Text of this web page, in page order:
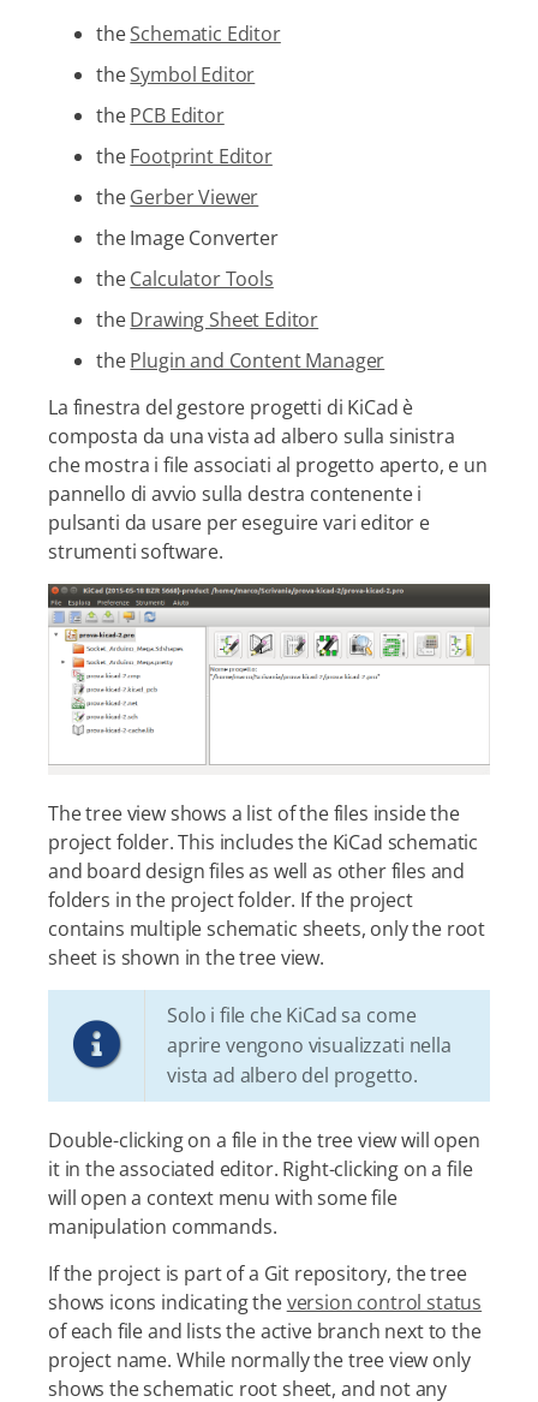
theSchematic Editor
theSymbol Editor
thePCB Editor
theFootprint Editor
theGerber Viewer
the Image Converter
theCalculator Tools
theDrawing Sheet Editor
thePlugin and Content Manager
La finestra del gestore progetti di KiCad è
composta da una vista ad albero sulla sinistra
che mostra i file associati al progetto aperto, e un
pannello di avvio sulla destra contenente i
pulsanti da usare per eseguire vari editor e
strumenti software.
The tree view shows a list of the files inside the
project folder. This includes the KiCad schematic
and board design files as well as other files and
folders in the project folder. If the project
contains multiple schematic sheets, only the root
sheet is shown in the tree view.
Solo i file che KiCad sa come
aprire vengono visualizzati nella
vista ad albero del progetto.
Double-clicking on a file in the tree view will open
it in the associated editor. Right-clicking on a file
will open a context menu with some file
manipulation commands.
If the project is part of a Git repository, the tree
shows icons indicating theversion control status
of each file and lists the active branch next to the
project name. While normally the tree view only
shows the schematic root sheet, and not any